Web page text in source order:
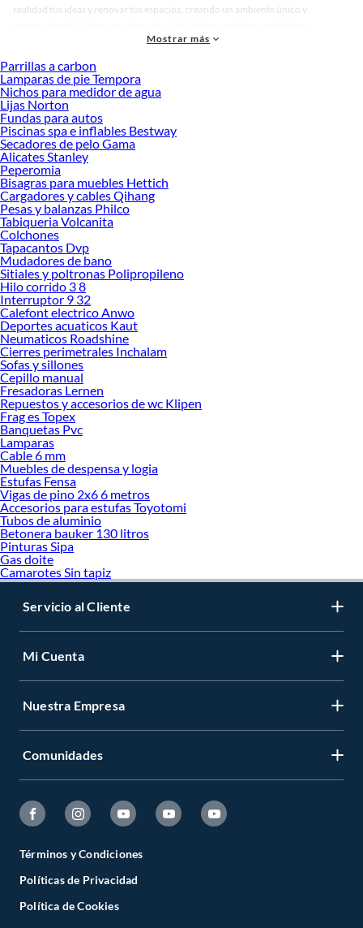
realidad tus ideas y renovar tus espacios, creando un ambiente único y
accesorios de calidad que te ayudarán a crear un espacio más tú.
Desde remodelaciones hasta proyectos de decoración, estamos aquí para hacer
tus ideas realidad. ¡Visítanos y encuentra todo lo que tenemos para ofrecerte en
Accesorios para motos!
Explora la variedad de productos de Accesorios para motos en Sodimac
Herramientas, materiales y accesorios de calidad para tus proyectos y
renovación de espacios. ¡Visítanos y descubre todo lo que tenemos para
ofrecerte!
Encuentra una amplia variedad de productos de Accesorios para motos en
Sodimac. Encuentra todo lo necesario para tus proyectos de renovación y
decoración. ¡Visítanos y haz tus ideas realidad!
Mostrar más
Parrillas a carbon
Lamparas de pie Tempora
Nichos para medidor de agua
Lijas Norton
Fundas para autos
Piscinas spa e inflables Bestway
Secadores de pelo Gama
Alicates Stanley
Peperomia
Bisagras para muebles Hettich
Cargadores y cables Qihang
Pesas y balanzas Philco
Tabiqueria Volcanita
Colchones
Tapacantos Dvp
Mudadores de bano
Sitiales y poltronas Polipropileno
Hilo corrido 3 8
Interruptor 9 32
Calefont electrico Anwo
Deportes acuaticos Kaut
Neumaticos Roadshine
Cierres perimetrales Inchalam
Sofas y sillones
Cepillo manual
Fresadoras Lernen
Repuestos y accesorios de wc Klipen
Frag es Topex
Banquetas Pvc
Lamparas
Cable 6 mm
Muebles de despensa y logia
Estufas Fensa
Vigas de pino 2x6 6 metros
Accesorios para estufas Toyotomi
Tubos de aluminio
Betonera bauker 130 litros
Pinturas Sipa
Gas doite
Camarotes Sin tapiz
Servicio al Cliente
Mi Cuenta
Nuestra Empresa
Comunidades
Términos y Condiciones
Políticas de Privacidad
Política de Cookies